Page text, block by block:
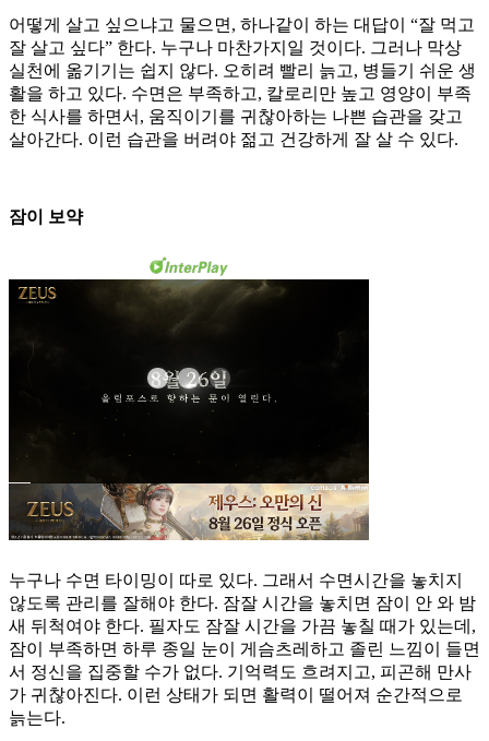
어떻게 살고 싶으냐고 물으면, 하나같이 하는 대답이 “잘 먹고
잘 살고 싶다” 한다. 누구나 마찬가지일 것이다. 그러나 막상
실천에 옮기기는 쉽지 않다. 오히려 빨리 늙고, 병들기 쉬운 생
활을 하고 있다. 수면은 부족하고, 칼로리만 높고 영양이 부족
한 식사를 하면서, 움직이기를 귀찮아하는 나쁜 습관을 갖고
살아간다. 이런 습관을 버려야 젊고 건강하게 잘 살 수 있다.
잠이 보약
누구나 수면 타이밍이 따로 있다. 그래서 수면시간을 놓치지
않도록 관리를 잘해야 한다. 잠잘 시간을 놓치면 잠이 안 와 밤
새 뒤척여야 한다. 필자도 잠잘 시간을 가끔 놓칠 때가 있는데,
잠이 부족하면 하루 종일 눈이 게슴츠레하고 졸린 느낌이 들면
서 정신을 집중할 수가 없다. 기억력도 흐려지고, 피곤해 만사
가 귀찮아진다. 이런 상태가 되면 활력이 떨어져 순간적으로
늙는다.